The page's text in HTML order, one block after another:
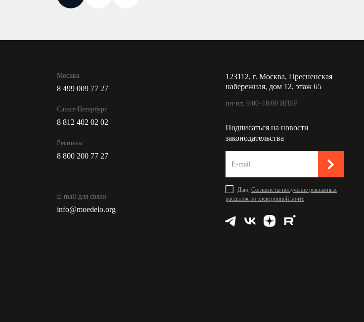
Москва
8 499 009 77 27
Санкт-Петербург
8 812 402 02 02
Регионы
8 800 200 77 27
E-mail для связи
info@moedelo.org
123112, г. Москва, Пресненская
набережная, дом 12, этаж 65
пн-пт, 9:00–18:00 ИПБР
Подписаться на новости
законодательства
Даю, Согласие на получение рекламных
рассылок по электронной почте